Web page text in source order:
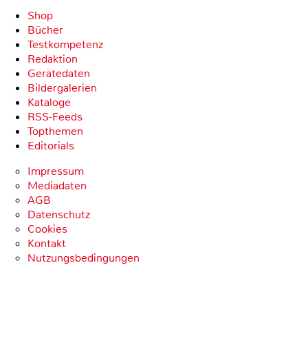
Shop
Bücher
Testkompetenz
Redaktion
Gerätedaten
Bildergalerien
Kataloge
RSS-Feeds
Topthemen
Editorials
Impressum
Mediadaten
AGB
Datenschutz
Cookies
Kontakt
Nutzungsbedingungen